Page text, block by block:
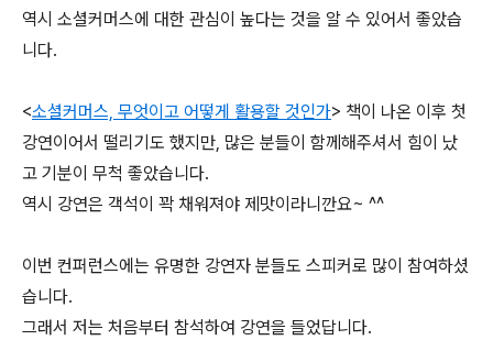
역시 소셜커머스에 대한 관심이 높다는 것을 알 수 있어서 좋았습
니다.
<소셜커머스, 무엇이고 어떻게 활용할 것인가> 책이 나온 이후 첫
강연이어서 떨리기도 했지만, 많은 분들이 함께해주셔서 힘이 났
고 기분이 무척 좋았습니다.
역시 강연은 객석이 꽉 채워져야 제맛이라니깐요~ ^^
이번 컨퍼런스에는 유명한 강연자 분들도 스피커로 많이 참여하셨
습니다.
그래서 저는 처음부터 참석하여 강연을 들었답니다.